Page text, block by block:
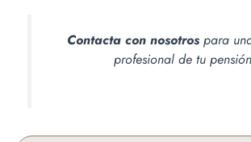
Contacta con nosotros para
profesional de tu pensión